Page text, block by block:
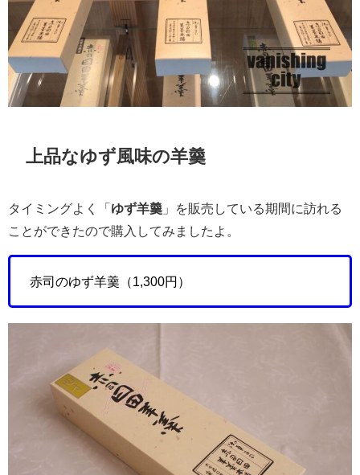
上品なゆず風味の羊羹
タイミングよく「 ゆず羊羹 」を販売している期間に訪れる
ことができたので購入してみましたよ。
赤司のゆず羊羹（1,300円）